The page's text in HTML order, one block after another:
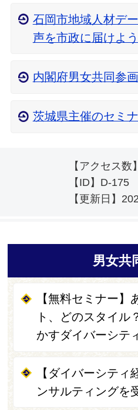
石岡市地域人材デ
声を市政に届けよ
内閣府男女共同参
茨城県主催のセミ
【アクセス数】
【ID】 D-175
【更新日】
男女共
【無料セミナー】
ト、どのスタイル
かすダイバーシテ
【ダイバーシティ
ンサルティングを